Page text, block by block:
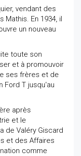
vendant des
Mathis. En 1934, il
un nouveau
toute son
et à promouvoir
ses frères et de
Ford T jusqu'au
après
et le
de Valéry Giscard
et des Affaires
comme